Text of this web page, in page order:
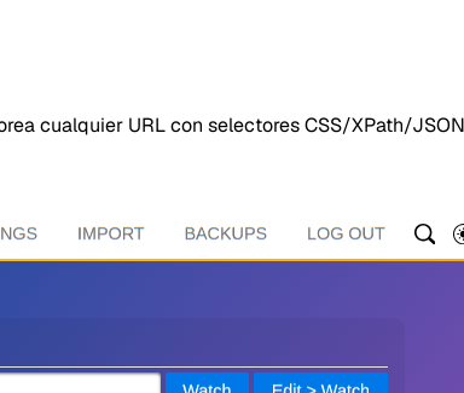
cualquier URL con selectores CSS/XPath/